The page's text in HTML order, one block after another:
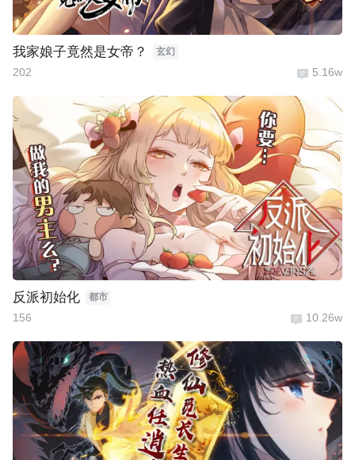
我家娘子竟然是女帝？ 玄幻
202 5.16w
反派初始化 都市
156 10.26w